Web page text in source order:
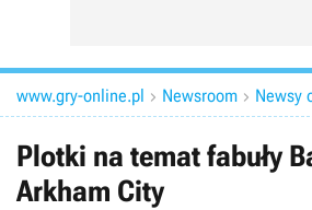
www.gry-online.pl  Newsroom  Newsy
Plotki na temat fabuły
Arkham City